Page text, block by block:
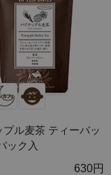
プル麦茶 ティーバッ
ック入
630円